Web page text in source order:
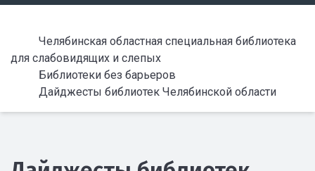
Челябинская областная специальная библиотека
для слабовидящих и слепых
Библиотеки без барьеров
Дайджесты библиотек Челябинской области